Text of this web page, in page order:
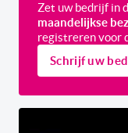
Zet uw bedrijf in
maandelijkse
registreren voor
Schrijf uw